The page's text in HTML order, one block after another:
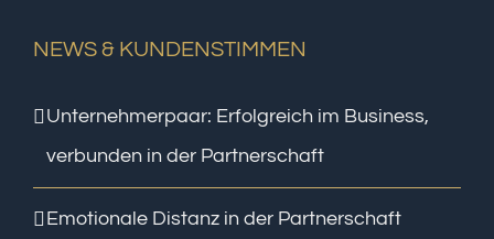
NEWS & KUNDENSTIMMEN
Unternehmerpaar: Erfolgreich im Business,
verbunden in der Partnerschaft
Emotionale Distanz in der Partnerschaft